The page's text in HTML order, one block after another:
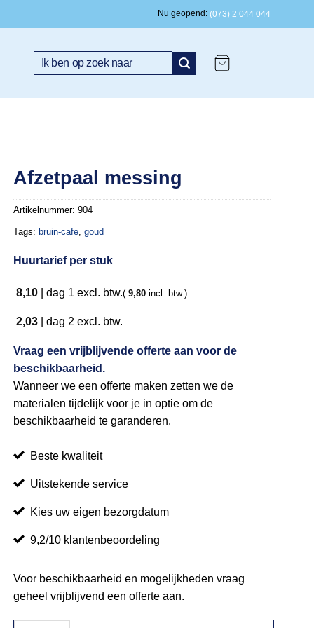
Nu geopend (073) 2 044 044
Zoeken
Afzetpaal messing
Artikelnummer:904
Tags: bruin-cafe,goud
Huurtarief per stuk
8,10 |dag 1 excl. btw.( 9,80 incl. btw.)
2,03 |dag 2 excl. btw.
Vraag een vrijblijvende offerte aan voor de
beschikbaarheid.
Wanneer we een offerte maken zetten we de
materialen tijdelijk voor je in optie om de
beschikbaarheid te garanderen.
Beste kwaliteit
Uitstekende service
Kies uw eigen bezorgdatum
9,2/10 klantenbeoordeling
Voor beschikbaarheid en mogelijkheden vraag
geheel vrijblijvend een offerte aan.